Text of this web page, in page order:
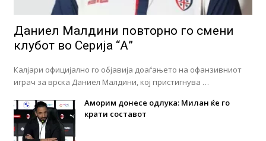
Даниел Малдини повторно го смени
клубот во Серија “А”
Калјари официјално го објавија доаѓањето на офанзивниот
играч за врска Даниел Малдини, кој пристигнува …
Аморим донесе одлука: Милан ќе го
крати составот